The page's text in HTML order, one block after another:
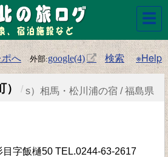
へ google(4) 検索 ※Help
/ s）相馬・松川浦の宿 / 福島県
字飯樋50 TEL.0244-63-2617
☰